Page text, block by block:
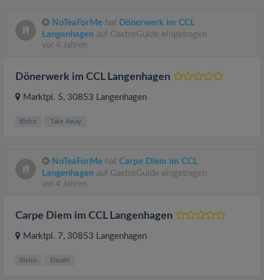
NoTeaForMe hat Dönerwerk im CCL
Langenhagen auf GastroGuide eingetragen
vor 4 Jahren
Dönerwerk im CCL Langenhagen
Marktpl. 5, 30853 Langenhagen
Bistro Take Away
NoTeaForMe hat Carpe Diem im CCL
Langenhagen auf GastroGuide eingetragen
vor 4 Jahren
Carpe Diem im CCL Langenhagen
Marktpl. 7, 30853 Langenhagen
Bistro Eiscafe